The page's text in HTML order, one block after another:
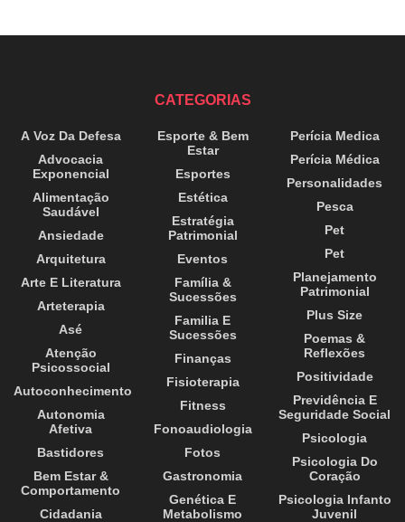
CATEGORIAS
A Voz Da Defesa
Advocacia
Exponencial
Alimentação
Saudável
Ansiedade
Arquitetura
Arte E Literatura
Arteterapia
Asé
Atenção
Psicossocial
Autoconhecimento
Autonomia
Afetiva
Bastidores
Bem Estar &
Comportamento
Cidadania
Esporte & Bem
Estar
Esportes
Estética
Estratégia
Patrimonial
Eventos
Família &
Sucessões
Familia E
Sucessões
Finanças
Fisioterapia
Fitness
Fonoaudiologia
Fotos
Gastronomia
Genética E
Metabolismo
Perícia Medica
Perícia Médica
Personalidades
Pesca
Pet
Pet
Planejamento
Patrimonial
Plus Size
Poemas &
Reflexões
Positividade
Previdência E
Seguridade Social
Psicologia
Psicologia Do
Coração
Psicologia Infanto
Juvenil